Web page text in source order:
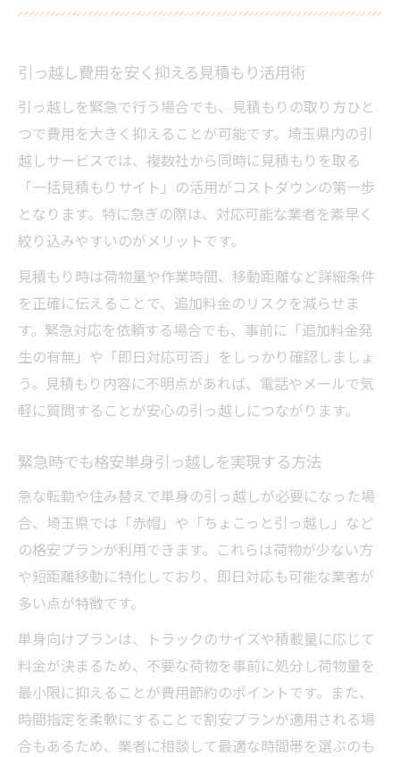
引っ越し費用を安く抑える見積もり活用術
引っ越しを緊急で行う場合でも、見積もりの取り方ひと
つで費用を大きく抑えることが可能です。埼玉県内の引
越しサービスでは、複数社から同時に見積もりを取る
「一括見積もりサイト」の活用がコストダウンの第一歩
となります。特に急ぎの際は、対応可能な業者を素早く
絞り込みやすいのがメリットです。
見積もり時は荷物量や作業時間、移動距離など詳細条件
を正確に伝えることで、追加料金のリスクを減らせま
す。緊急対応を依頼する場合でも、事前に「追加料金発
生の有無」や「即日対応可否」をしっかり確認しましょ
う。見積もり内容に不明点があれば、電話やメールで気
軽に質問することが安心の引っ越しにつながります。
緊急時でも格安単身引っ越しを実現する方法
急な転勤や住み替えで単身の引っ越しが必要になった場
合、埼玉県では「赤帽」や「ちょこっと引っ越し」など
の格安プランが利用できます。これらは荷物が少ない方
や短距離移動に特化しており、即日対応も可能な業者が
多い点が特徴です。
単身向けプランは、トラックのサイズや積載量に応じて
料金が決まるため、不要な荷物を事前に処分し荷物量を
最小限に抑えることが費用節約のポイントです。また、
時間指定を柔軟にすることで割安プランが適用される場
合もあるため、業者に相談して最適な時間帯を選ぶのも